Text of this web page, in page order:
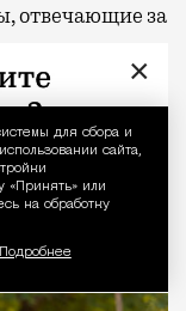
для сбора и
сайта,
«Принять» или
на обработку
Подробнее
отвечающие за
и понять,
ветровки,
×